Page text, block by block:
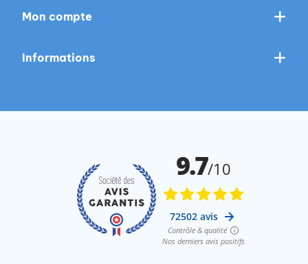
Mon compte
Informations